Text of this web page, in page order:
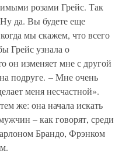
розами Грейс. Так
да. Вы будете еще
мы скажем, что всего
Грейс узнала о
он изменяет мне с другой
подруге. – Мне очень
меня несчастной».
же: она начала искать
– как говорят, среди
Брандо, Фрэнком